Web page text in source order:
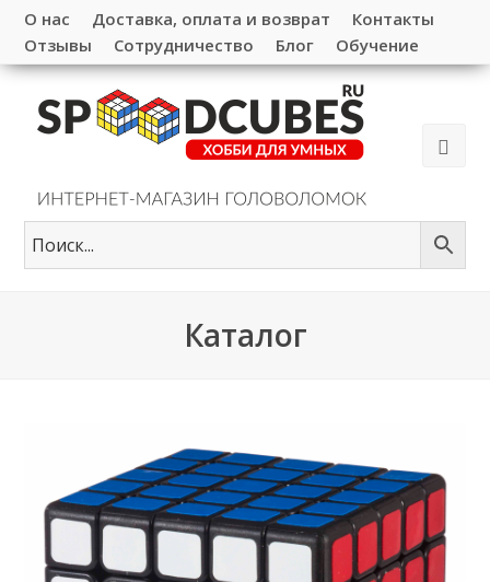
О нас Доставка, оплата и возврат
Контакты
Отзывы
Сотрудничество Блог Обучение
Каталог